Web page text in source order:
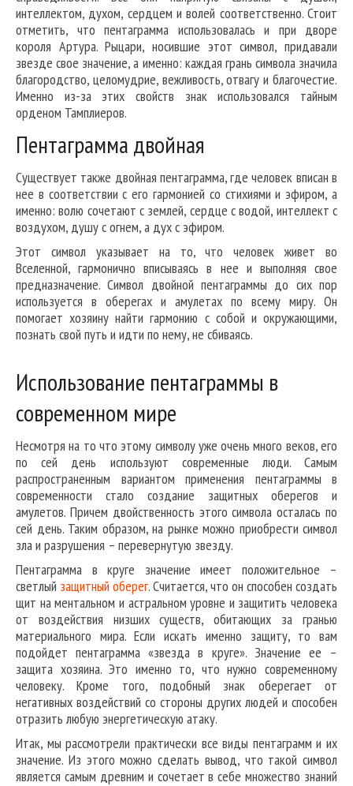
интеллектом, духом, сердцем и волей соответственно. Стоит
отметить, что пентаграмма использовалась и при дворе
короля Артура. Рыцари, носившие этот символ, придавали
звезде свое значение, а именно: каждая грань символа значила
благородство, целомудрие, вежливость, отвагу и благочестие.
Именно из-за этих свойств знак использовался тайным
орденом Тамплиеров.
Пентаграмма двойная
Существует также двойная пентаграмма, где человек вписан в
нее в соответствии с его гармонией со стихиями и эфиром, а
именно: волю сочетают с землей, сердце с водой, интеллект с
воздухом, душу с огнем, а дух с эфиром.
Этот символ указывает на то, что человек живет во
Вселенной, гармонично вписываясь в нее и выполняя свое
предназначение. Символ двойной пентаграммы до сих пор
используется в оберегах и амулетах по всему миру. Он
помогает хозяину найти гармонию с собой и окружающими,
познать свой путь и идти по нему, не сбиваясь.
Использование пентаграммы в
современном мире
Несмотря на то что этому символу уже очень много веков, его
по сей день используют современные люди. Самым
распространенным вариантом применения пентаграммы в
современности стало создание защитных оберегов и
амулетов. Причем двойственность этого символа осталась по
сей день. Таким образом, на рынке можно приобрести символ
зла и разрушения – перевернутую звезду.
Пентаграмма в круге значение имеет положительное –
светлый защитный оберег. Считается, что он способен создать
щит на ментальном и астральном уровне и защитить человека
от воздействия низших существ, обитающих за гранью
материального мира. Если искать именно защиту, то вам
подойдет пентаграмма «звезда в круге». Значение ее –
защита хозяина. Это именно то, что нужно современному
человеку. Кроме того, подобный знак оберегает от
негативных воздействий со стороны других людей и способен
отразить любую энергетическую атаку.
Итак, мы рассмотрели практически все виды пентаграмм и их
значение. Из этого можно сделать вывод, что такой символ
является самым древним и сочетает в себе множество знаний